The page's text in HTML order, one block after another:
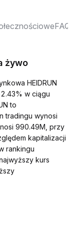
FAQ
żywo
HEIDRUN
w ciągu
to
tradingu wynosi
990.49M, przy
kapitalizacji
rankingu
kurs